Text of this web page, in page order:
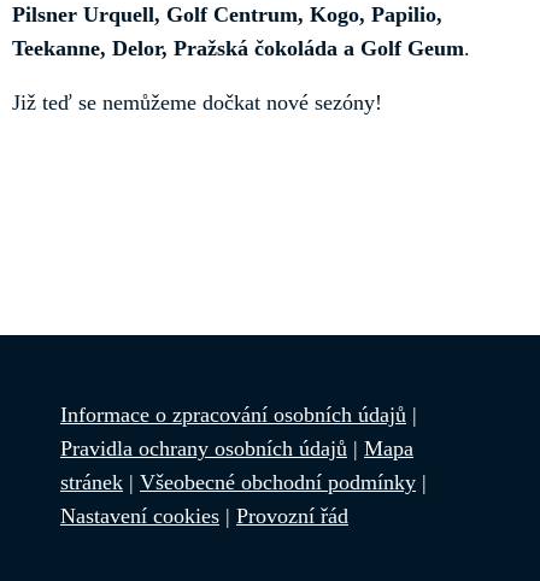
Pilsner Urquell, Golf Centrum, Kogo, Papilio,
Teekanne, Delor, Pražská čokoláda a Golf Geum.
Již teď se nemůžeme dočkat nové sezóny!
Informace o zpracování osobních údajů |
Pravidla ochrany osobních údajů | Mapa
stránek | Všeobecné obchodní podmínky |
Nastavení cookies | Provozní řád